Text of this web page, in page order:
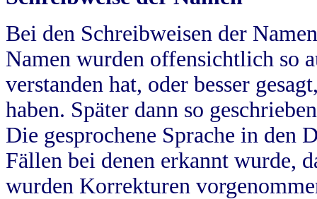
Bei den Schreibweisen der
Namen wurden offensichtlich so
verstanden hat, oder besser
haben. Später dann so
Die gesprochene Sprache in
Fällen bei denen erkannt wurde,
wurden Korrekturen